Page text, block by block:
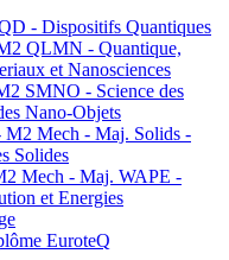
- Dispositifs Quantiques
QLMN - Quantique,
et Nanosciences
SMNO - Science des
Nano-Objets
Mech - Maj. Solids -
Solides
Mech - Maj. WAPE -
et Energies
EuroteQ